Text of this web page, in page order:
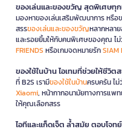
ของเล่นและของขวัญ สุดพิเศษทุ
มองหาของเล่นเสริมพัฒนาการ หรื
สรรของเล่นและของขวัญหลากหลา
และรอยยิ้มให้กับคนพิเศษของคุณ ไม่
FRIENDS หรือเกมจดหมายรักSIAM
ของใช้ในบ้าน ไอเทมที่ช่วยให้ชีวิต
ที่ B2S เรามีของใช้ในบ้านครบครัน ไม่
Xiaomi, หน้ากากอนามัยทางการแพ
ให้คุณเลือกสรร
ไอทีและแก็ดเจ็ต ล้ำสมัย ตอบโจท